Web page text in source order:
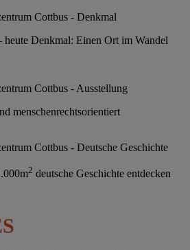
heute Denkmal: Einen Ort im Wandel
menschenrechtsorientiert
2 deutsche Geschichte entdecken